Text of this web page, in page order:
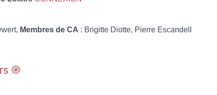
Membres de CA : Brigitte Diotte, Pierre Escandell
֎